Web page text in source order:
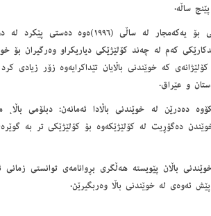
ساڵە.
خوێندنی باڵا لە زانکۆی سلێمانی بۆ یەکەمجار
کەم لە چەند کۆلێژێکی دیاریکراو وەرگیران بۆ
کە خوێندنی باڵایان تێداکرایەوە زۆر زیادی
و عێراق.
دەدرێن لە خوێندنی باڵادا ئەمانەن: دبلۆمی
دەگۆڕیت لە کۆلێژێکەوە بۆ کۆلێژێکی تر بە
باڵان پێویستە ھەڵگری بڕوانامەی توانستی زمانی
ئەوەی لە خوێندنی باڵا وەربگیرێن.